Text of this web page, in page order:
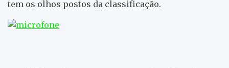
tem os olhos postos da classificação.